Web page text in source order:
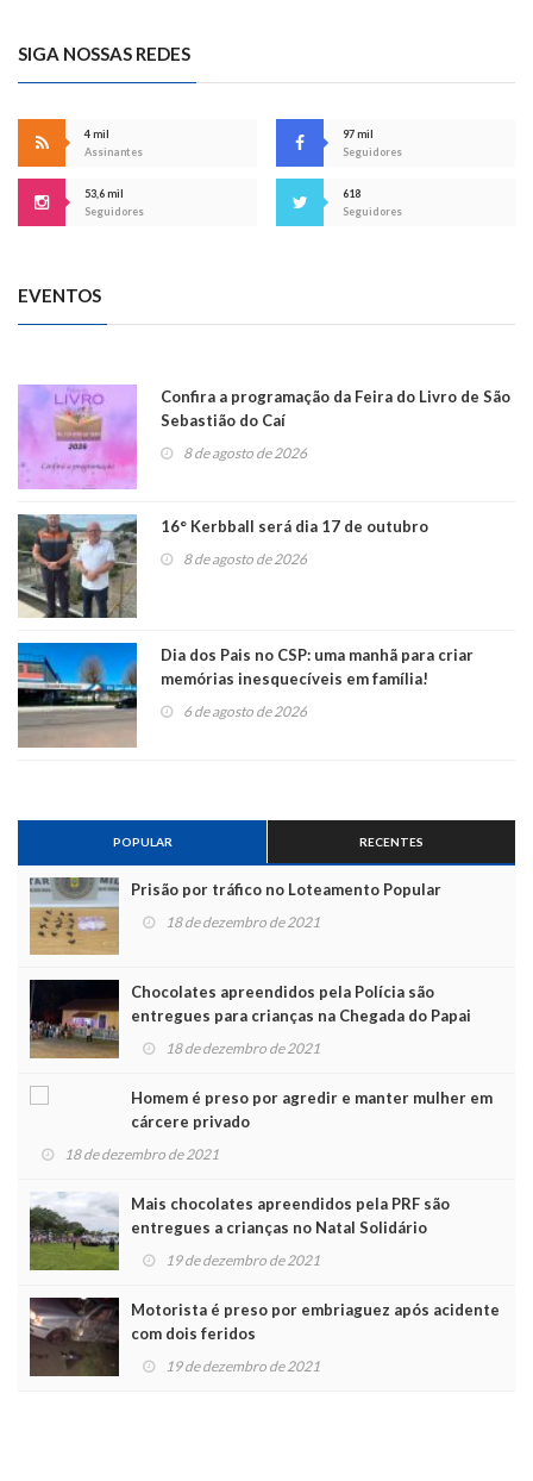
SIGA NOSSAS REDES
4 mil
Assinantes
97 mil
Seguidores
53,6 mil
Seguidores
618
Seguidores
EVENTOS
Confira a programação da Feira do Livro de São
Sebastião do Caí
8 de agosto de 2026
16° Kerbball será dia 17 de outubro
8 de agosto de 2026
Dia dos Pais no CSP: uma manhã para criar
memórias inesquecíveis em família!
6 de agosto de 2026
POPULAR RECENTES
Prisão por tráfico no Loteamento Popular
18 de dezembro de 2021
Chocolates apreendidos pela Polícia são
entregues para crianças na Chegada do Papai
Noel 18 de dezembro de 2021
Homem é preso por agredir e manter mulher em
cárcere privado
18 de dezembro de 2021
Mais chocolates apreendidos pela PRF são
entregues a crianças no Natal Solidário
19 de dezembro de 2021
Motorista é preso por embriaguez após acidente
com dois feridos
19 de dezembro de 2021